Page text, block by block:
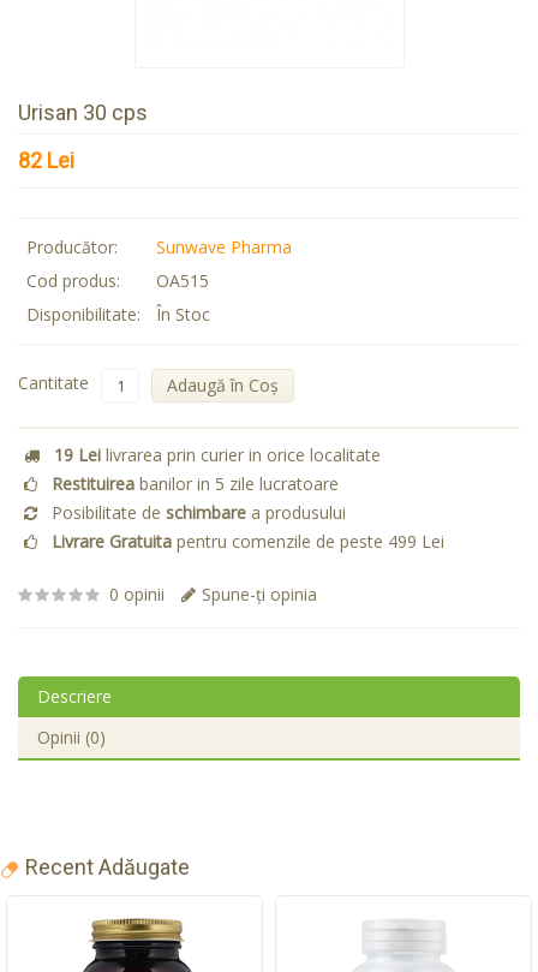
Urisan 30 cps
82 Lei
Producător:
Sunwave Pharma
Cod produs:
OA515
Disponibilitate:
În Stoc
Cantitate Adaugă în Coş
19 Lei livrarea prin curier in orice localitate
Restituirea banilor in 5 zile lucratoare
Posibilitate de schimbare a produsului
Livrare Gratuita pentru comenzile de peste 499 Lei
0 opinii Spune-ţi opinia
Descriere
Opinii (0)
Recent Adăugate